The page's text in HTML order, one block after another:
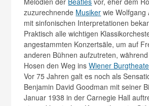
zuzurechnende Musiker wie Wolfgang
mit sinfonischen Interpretationen
Praktisch alle wichtigen
angestammten Konzertsäle, um auf
anderen Bühnen aufzutreten,
Hosen den Weg insWiener
Vor 75 Jahren galt es noch als
Benjamin David Goodman mit seiner
Januar 1938 in der Carnegie Hall